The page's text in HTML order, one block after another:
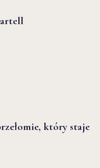
który staje